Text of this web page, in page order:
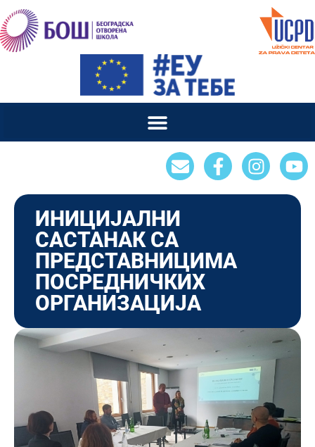
ИНИЦИЈАЛНИ
САСТАНАК СА
ПРЕДСТАВНИЦИМА
ПОСРЕДНИЧКИХ
ОРГАНИЗАЦИЈА